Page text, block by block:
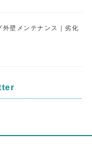
壁メンテナンス｜劣化